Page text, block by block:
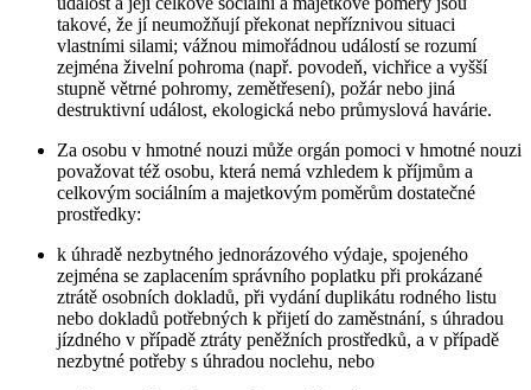
takové, že jí neumožňují překonat nepříznivou situaci
vlastními silami; vážnou mimořádnou událostí se rozumí
zejména živelní pohroma (např. povodeň, vichřice a vyšší
stupně větrné pohromy, zemětřesení), požár nebo jiná
destruktivní událost, ekologická nebo průmyslová havárie.
Za osobu v hmotné nouzi může orgán pomoci v hmotné nouzi
považovat též osobu, která nemá vzhledem k příjmům a
celkovým sociálním a majetkovým poměrům dostatečné
prostředky:
k úhradě nezbytného jednorázového výdaje, spojeného
zejména se zaplacením správního poplatku při prokázané
ztrátě osobních dokladů, při vydání duplikátu rodného listu
nebo dokladů potřebných k přijetí do zaměstnání, s úhradou
jízdného v případě ztráty peněžních prostředků, a v případě
nezbytné potřeby s úhradou noclehu, nebo